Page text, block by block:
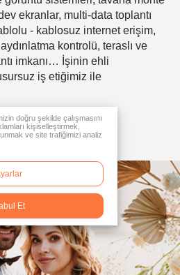
ekranlar, multi-data toplantı
- kablosuz internet erişim,
kontrolü, teraslı ve
imkanı… İşinin ehli
iş etiğimiz ile
doğru şekilde çalışmasını
kişiselleştirmek,
ve site trafiğimizi analiz
Et